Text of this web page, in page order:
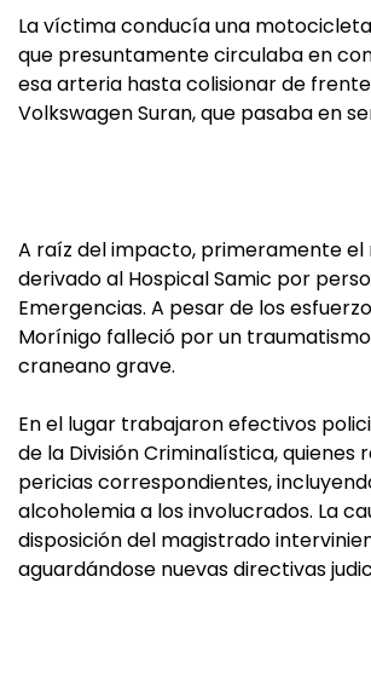
La víctima conducía una motocicleta
que presuntamente circulaba en
esa arteria hasta colisionar de
Volkswagen Suran, que pasaba en
A raíz del impacto, primeramente
derivado al Hospical Samic por
Emergencias. A pesar de los
Morínigo falleció por un
craneano grave.
En el lugar trabajaron efectivos
de la División Criminalística, quienes
pericias correspondientes,
alcoholemia a los involucrados. La
disposición del magistrado
aguardándose nuevas directivas